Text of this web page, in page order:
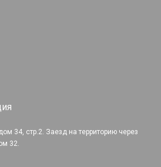
34, стр.2. Заезд на территорию через
32.